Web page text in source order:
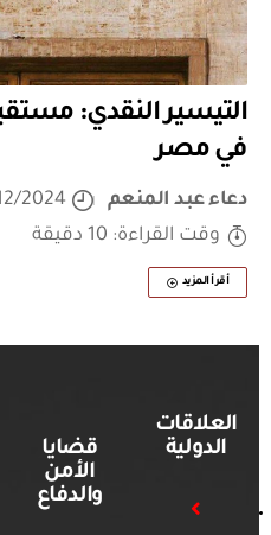
التيسير النقدي:
في مصر
دعاء عبد المنعم
12/2024
وقت القراءة: 10 دقيقة
أقرأ المزيد
العلاقات
الدولية
قضايا
الأمن
والدفاع